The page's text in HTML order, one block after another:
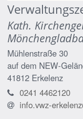
Kath.
Mühlenstraße 30
auf dem NEW-
41812 Erkelenz
0241 4462120
info.vwz-